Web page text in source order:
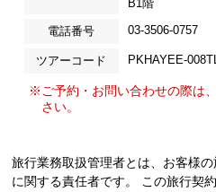
B1階
電話番号 03-3506-0757
ツアーコード PKHAYEE-
※ご予約・お問い合わせの際は
さい。
旅行業務取扱管理者とは、お客様
に関する責任者です。 この旅行契